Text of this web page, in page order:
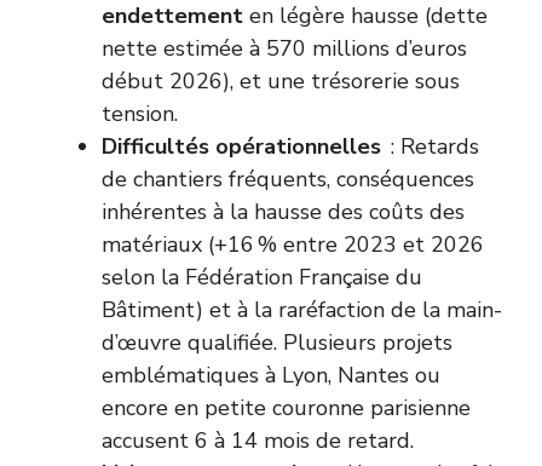
endettement en légère hausse (dette
nette estimée à 570 millions d’euros
début 2026), et une trésorerie sous
tension.
Difficultés opérationnelles : Retards
de chantiers fréquents, conséquences
inhérentes à la hausse des coûts des
matériaux (+16 % entre 2023 et 2026
selon la Fédération Française du
Bâtiment) et à la raréfaction de la main-
d’œuvre qualifiée. Plusieurs projets
emblématiques à Lyon, Nantes ou
encore en petite couronne parisienne
accusent 6 à 14 mois de retard.